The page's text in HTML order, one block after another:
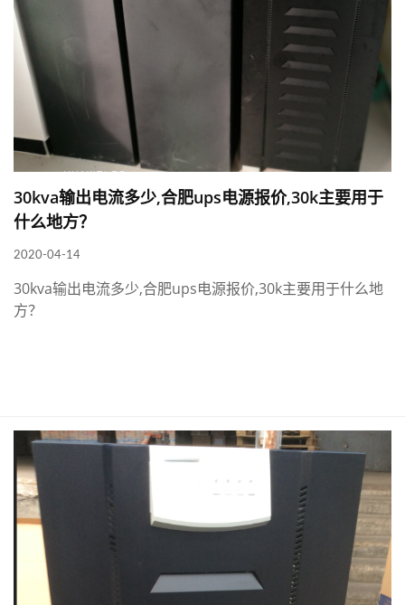
30kva输出电流多少,合肥ups电源报价,30k主要用于
什么地方？
2020-04-14
30kva输出电流多少,合肥ups电源报价,30k主要用于什么地
方？